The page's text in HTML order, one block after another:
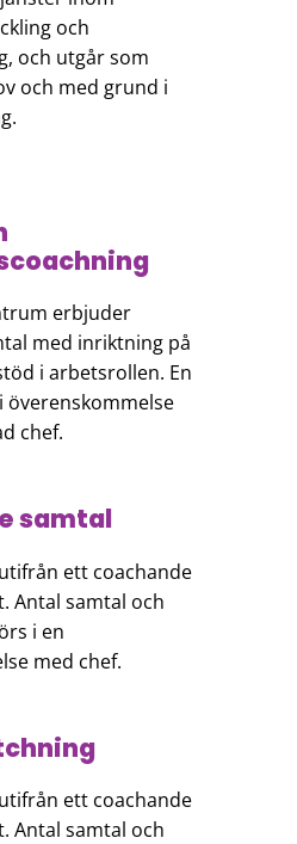
och
och utgår som
och med grund i
erbjuder
med inriktning på
i arbetsrollen. En
överenskommelse
chef.
samtal
ett coachande
Antal samtal och
i en
med chef.
ett coachande
Antal samtal och